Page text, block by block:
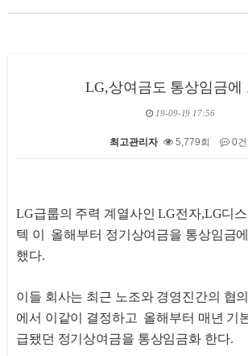
LG,상여금도 통상임금에
19-09-19 17:56
최고관리자 5,779회 0건
LG급룹의 주력 계열사인 LG전자,LG디
텍 이 올해부터 정기상여금을 통상임금
했다.
이들 회사는 최근 노조와 경영진간의 협
에서 이같이 결정하고 올해부터 매년 기
급됐던 정기상여금을 통상임금화 한다.